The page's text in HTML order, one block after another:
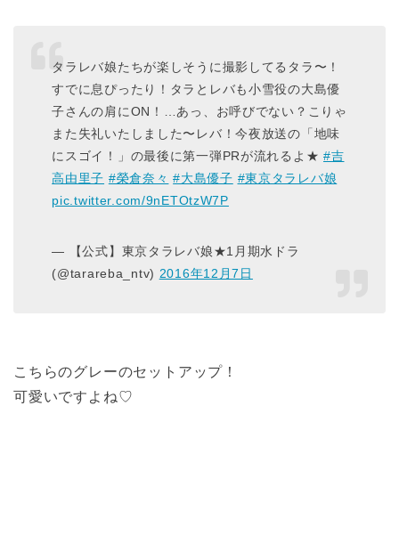
タラレバ娘たちが楽しそうに撮影してるタラ〜！
すでに息ぴったり！タラとレバも小雪役の大島優
子さんの肩にON！…あっ、お呼びでない？こりゃ
また失礼いたしました〜レバ！今夜放送の「地味
にスゴイ！」の最後に第一弾PRが流れるよ★#吉
高由里子 #榮倉奈々 #大島優子 #東京タラレバ娘
pic.twitter.com/9nETOtzW7P
— 【公式】東京タラレバ娘★1月期水ドラ
(@tarareba_ntv) 2016年12月7日
こちらのグレーのセットアップ！
可愛いですよね♡